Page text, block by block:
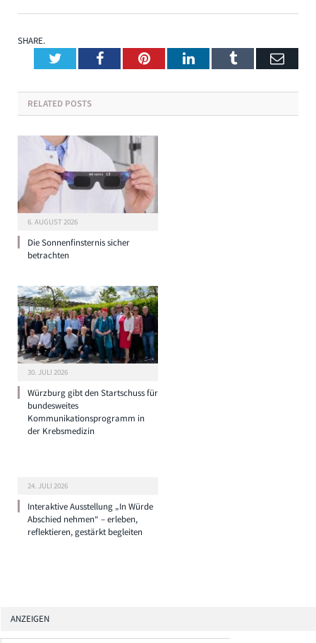
SHARE.
TwitterFacebookPinterestLinkedInTumblr
RELATED POSTS
6. AUGUST 2026
Die Sonnenfinsternis sicher
betrachten
30. JULI 2026
Würzburg gibt den Startschuss für
bundesweites
Kommunikationsprogramm in
der Krebsmedizin
24. JULI 2026
Interaktive Ausstellung „In Würde
Abschied nehmen“ – erleben,
reflektieren, gestärkt begleiten
ANZEIGEN